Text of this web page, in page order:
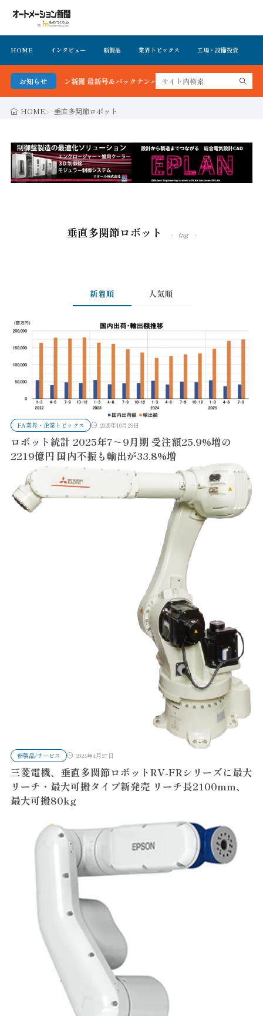
HOME インタビュー 新製品 業界トピックス 工場・設備投資
お知らせ
メーション新聞 最新号＆バックナンバーを無料で公開中 詳細はこちら
HOME 垂直多関節ロボット
垂直多関節ロボット tag
新着順 人気順
FA業界・企業トピックス 2025年10月29日
ロボット統計 2025年7～9月期 受注額25.9%増の
2219億円 国内不振も輸出が33.8%増
新製品/サービス 2024年4月27日
三菱電機、垂直多関節ロボットRV-FRシリーズに最大
リーチ・最大可搬タイプ新発売 リーチ長2100mm、
最大可搬80kg